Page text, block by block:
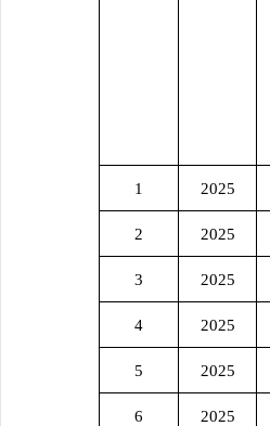
1 2025
2 2025
3 2025
4 2025
5 2025
6 2025